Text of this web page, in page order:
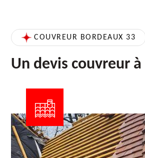
COUVREUR BORDEAUX 33
Un devis couvreur à